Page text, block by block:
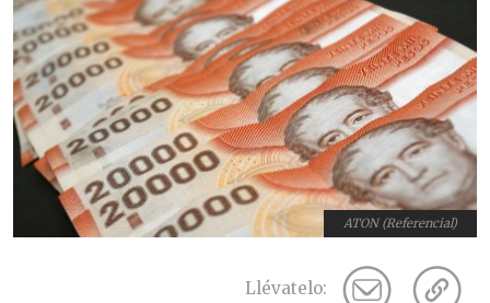
ATON (Referencial)
Llévatelo: